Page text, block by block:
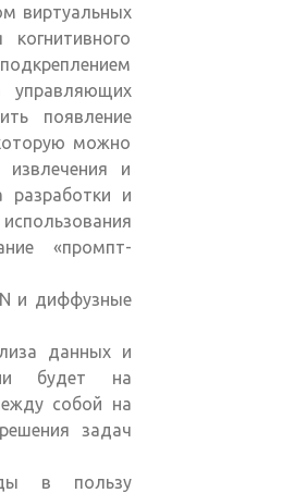
виртуальных
управляющих
появление
можно
и
разработки и
«промпт-
и диффузные
данных и
будет на
собой на
задач
в пользу